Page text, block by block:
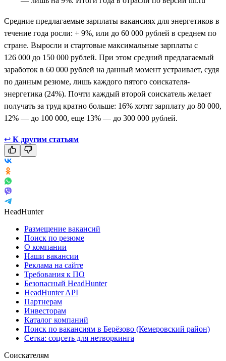
Средние предлагаемые зарплаты вакансиях для энергетиков в
течение года росли: + 9%, или до 60 000 рублей в среднем по
стране. Выросли и стартовые максимальные зарплаты с
126 000 до 150 000 рублей. При этом средний предлагаемый
заработок в 60 000 рублей на данный момент устраивает, судя
по данным резюме, лишь каждого пятого соискателя-
энергетика (24%). Почти каждый второй соискатель желает
получать за труд кратно больше: 16% хотят зарплату до 80 000,
12% — до 100 000, еще 13% — до 300 000 рублей.
↩ К другим статьям
HeadHunter
Размещение вакансий
Поиск по резюме
О компании
Наши вакансии
Реклама на сайте
Требования к ПО
Безопасный HeadHunter
HeadHunter API
Партнерам
Инвесторам
Каталог компаний
Поиск по вакансиям в Берёзово (Кемеровский район)
Сетка: соцсеть для нетворкинга
Соискателям